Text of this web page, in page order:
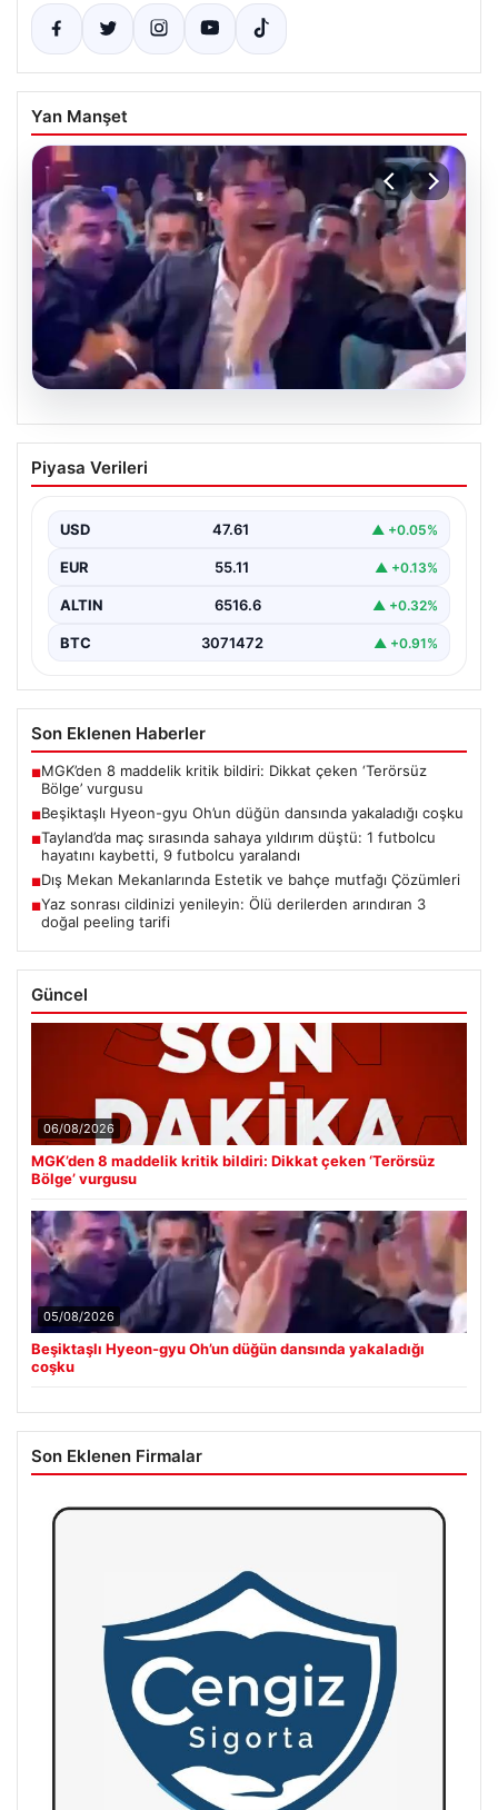
Yan Manşet
05.08.2026
Beşiktaşlı Hyeon-gyu Oh’un düğün
dansında yakaladığı coşku
düzenlediği düğünde sahneye çıkarak eğlenceli bir
dans performansı…
Piyasa Verileri
USD 47.61 ▲ +0.05%
EUR 55.11 ▲ +0.13%
ALTIN 6516.6 ▲ +0.32%
BTC 3071472 ▲ +0.91%
Son Eklenen Haberler
■MGK’den 8 maddelik kritik bildiri: Dikkat çeken ‘Terörsüz
Bölge’ vurgusu
■Beşiktaşlı Hyeon-gyu Oh’un düğün dansında yakaladığı coşku
■Tayland’da maç sırasında sahaya yıldırım düştü: 1 futbolcu
hayatını kaybetti, 9 futbolcu yaralandı
■Dış Mekan Mekanlarında Estetik ve bahçe mutfağı Çözümleri
■Yaz sonrası cildinizi yenileyin: Ölü derilerden arındıran 3
doğal peeling tarifi
Güncel
06/08/2026
MGK’den 8 maddelik kritik bildiri: Dikkat çeken ‘Terörsüz
Bölge’ vurgusu
05/08/2026
Beşiktaşlı Hyeon-gyu Oh’un düğün dansında yakaladığı
coşku
Son Eklenen Firmalar